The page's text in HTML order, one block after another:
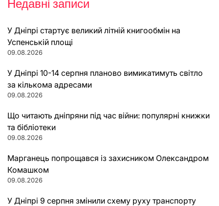
Недавні записи
У Дніпрі стартує великий літній книгообмін на
Успенській площі
09.08.2026
У Дніпрі 10-14 серпня планово вимикатимуть світло
за кількома адресами
09.08.2026
Що читають дніпряни під час війни: популярні книжки
та бібліотеки
09.08.2026
Марганець попрощався із захисником Олександром
Комашком
09.08.2026
У Дніпрі 9 серпня змінили схему руху транспорту